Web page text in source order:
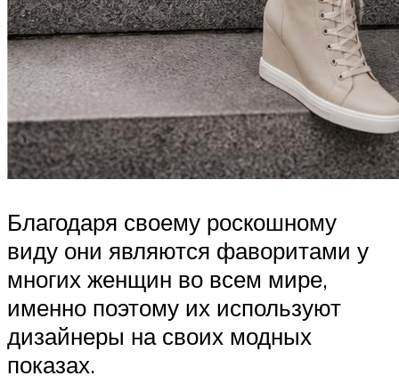
Благодаря своему роскошному
виду они являются фаворитами у
многих женщин во всем мире,
именно поэтому их используют
дизайнеры на своих модных
показах.